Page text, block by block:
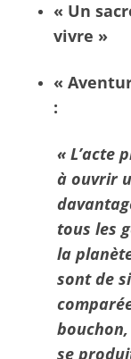
« Un
vivre »
«
:
« L’acte
à ouvrir
tous les
la
sont de
se